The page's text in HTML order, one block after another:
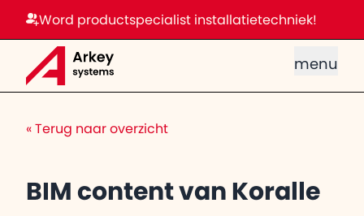
Word productspecialist installatietechniek!
menu
« Terug naar overzicht
BIM content van Koralle